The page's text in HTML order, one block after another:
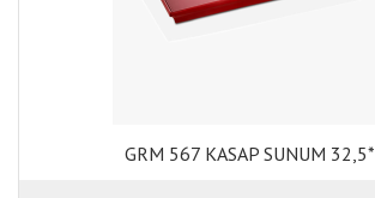
GRM 567 KASAP SUNUM